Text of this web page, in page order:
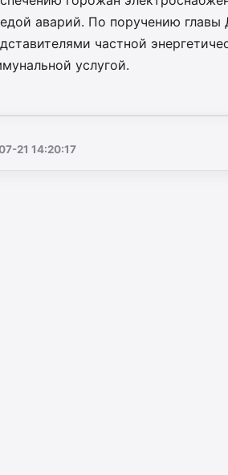
аварий. По поручению главы
частной
услугой.
21 14:20:17